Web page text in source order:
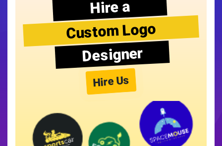
Hire a
Custom Logo
Designer
Hire Us